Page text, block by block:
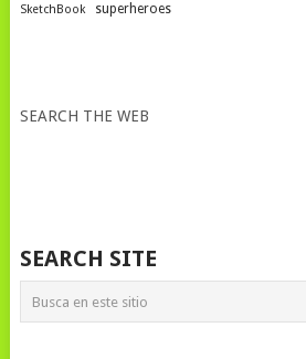
SketchBook
superheroes
SEARCH THE WEB
SEARCH SITE